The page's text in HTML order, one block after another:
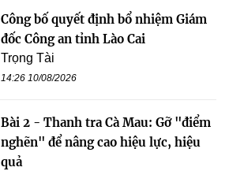
Công bố quyết định bổ nhiệm Giám
đốc Công an tỉnh Lào Cai
Trọng Tài
14:26 10/08/2026
Bài 2 - Thanh tra Cà Mau: Gỡ "điểm
nghẽn" để nâng cao hiệu lực, hiệu
quả